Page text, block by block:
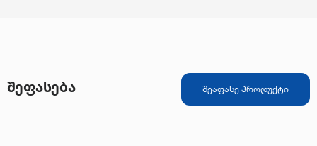
შეფასება შეაფასე პროდუქტი